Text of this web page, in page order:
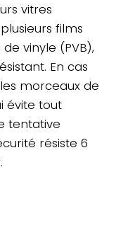
vitres
films
vinyle (PVB),
En cas
morceaux de
évite tout
tentative
résiste 6